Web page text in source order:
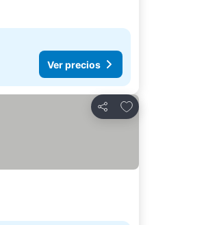
Ver precios
Compartir
Añadir a favoritos